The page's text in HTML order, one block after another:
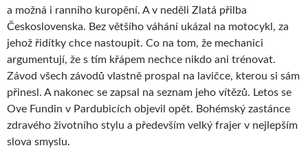
a možná i ranního kuropění. A v neděli Zlatá přilba
Československa. Bez většího váhání ukázal na motocykl, za
jehož řidítky chce nastoupit. Co na tom, že mechanici
argumentují, že s tím křápem nechce nikdo ani trénovat.
Závod všech závodů vlastně prospal na lavičce, kterou si sám
přinesl. A nakonec se zapsal na seznam jeho vítězů. Letos se
Ove Fundin v Pardubicích objevil opět. Bohémský zastánce
zdravého životního stylu a především velký frajer v nejlepším
slova smyslu.